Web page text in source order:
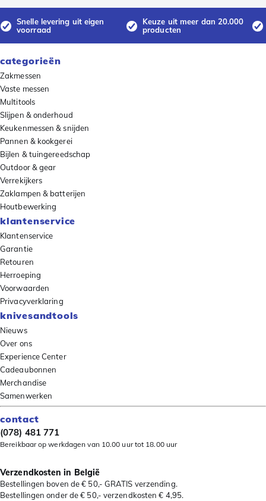
Snelle levering uit eigen
voorraad
Keuze uit meer dan 20.000
producten
categorieën
Zakmessen
Vaste messen
Multitools
Slijpen & onderhoud
Keukenmessen & snijden
Pannen & kookgerei
Bijlen & tuingereedschap
Outdoor & gear
Verrekijkers
Zaklampen & batterijen
Houtbewerking
klantenservice
Klantenservice
Garantie
Retouren
Herroeping
Voorwaarden
Privacyverklaring
knivesandtools
Nieuws
Over ons
Experience Center
Cadeaubonnen
Merchandise
Samenwerken
contact
(078) 481 771
Bereikbaar op werkdagen van 10.00 uur tot 18.00 uur
Verzendkosten in België
Bestellingen boven de € 50,- GRATIS verzending.
Bestellingen onder de € 50,- verzendkosten € 4,95.